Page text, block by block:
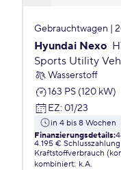
Gebrauchtwagen |
Hyundai Nexo
Sports Utility
Wasserstoff
163 PS (120 kW)
EZ: 01/23
in 4 bis 8 Wochen
Finanzierungsdetails:
4.195 € Schlusszahlung
Kraftstoffverbrauch
kombiniert: k.A.